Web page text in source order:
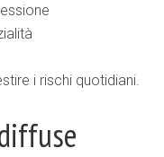
i rischi quotidiani.